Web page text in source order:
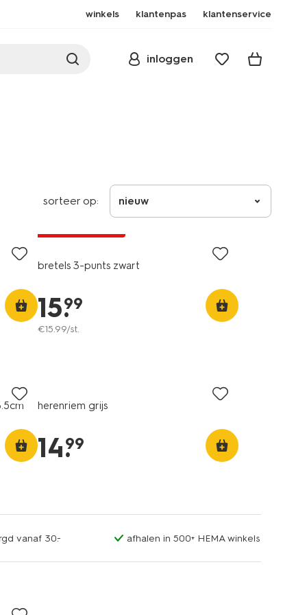
winkels klantenpas klantenservice
inloggen
sorteer op: nieuw
bretels 3-punts zwart
15.
99
€15.99/st.
herenriem grijs
14.
99
vanaf 30.- afhalen in 500+ HEMA winkels